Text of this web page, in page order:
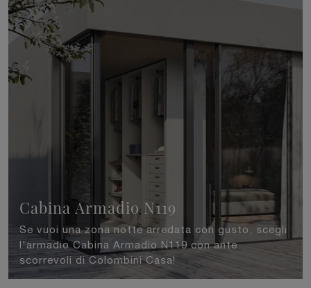
Cabina Armadio N119
Se vuoi una zona notte arredata con gusto, scegli
l'armadio Cabina Armadio N119 con ante
scorrevoli di Colombini Casa!